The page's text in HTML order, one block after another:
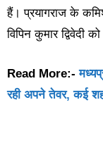
हैं। प्रयागराज के
विपिन कुमार द्विवेदी
Read More:-
रही अपने तेवर, कई